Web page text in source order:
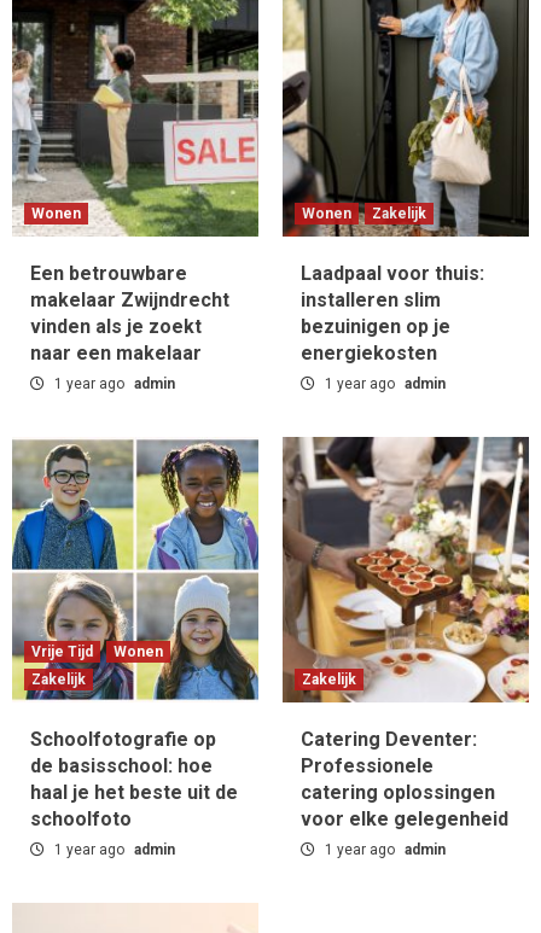
Wonen
Een betrouwbare
makelaar Zwijndrecht
vinden als je zoekt
naar een makelaar
1 year ago admin
Wonen Zakelijk
Laadpaal voor thuis:
installeren slim
bezuinigen op je
energiekosten
1 year ago admin
Vrije Tijd
Wonen
Zakelijk
Schoolfotografie op
de basisschool: hoe
haal je het beste uit de
schoolfoto
1 year ago admin
Zakelijk
Catering Deventer:
Professionele
catering oplossingen
voor elke gelegenheid
1 year ago admin